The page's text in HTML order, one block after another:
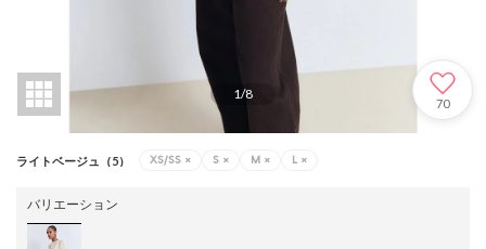
1/8
70
ライトベージュ（5） XS/SS × S × M × L ×
バリエーション